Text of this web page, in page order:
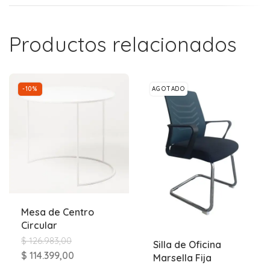
Productos relacionados
-10%
Mesa de Centro
Circular
$126.983,00
$ 114.399,00
AGOTADO
Silla de Oficina
Marsella Fija